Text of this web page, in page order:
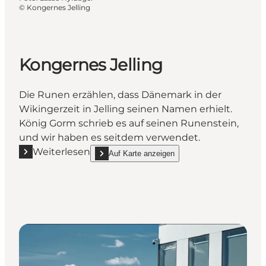
© Kongernes Jelling
Kongernes Jelling
Die Runen erzählen, dass Dänemark in der
Wikingerzeit in Jelling seinen Namen erhielt.
König Gorm schrieb es auf seinen Runenstein,
und wir haben es seitdem verwendet.
Weiterlesen
Mehr erfahren "Kongernes Jelling"
Auf Karte anzeigen
show Kongernes Jelling on_map